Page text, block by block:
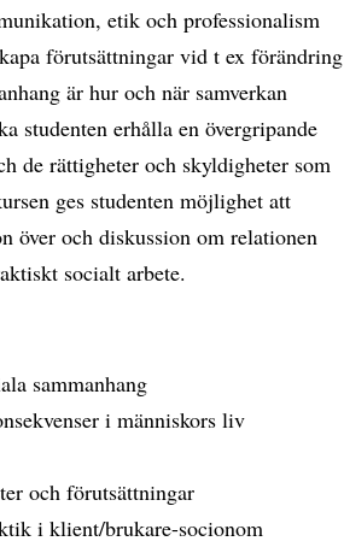
etik och professionalism
förutsättningar vid t ex förändring
är hur och när samverkan
studenten erhålla en övergripande
de rättigheter och skyldigheter som
ges studenten möjlighet att
över och diskussion om relationen
socialt arbete.
sammanhang
i människors liv
och förutsättningar
i klient/brukare-socionom